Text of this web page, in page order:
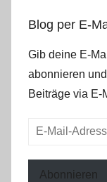
Blog per E-
Gib deine E-
abonnieren
Beiträge via E-
E-
Abonnieren